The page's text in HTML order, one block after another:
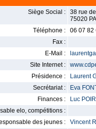
Siège Social :
38 rue
75020
Téléphone :
06 07 82
Fax :
E-Mail :
Site Internet :
Présidence :
Laurent
Secrétariat :
Eva
Finances :
Luc
elo, compétitions :
des jeunes :
Vincent